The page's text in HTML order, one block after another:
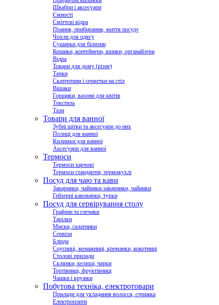
Швабри і аксесуари
Ємності
Сміттєві відра
Прання, прибирання, миття посуду
Чохли для одягу
Сушарки для білизни
Кошики, контейнери, ящики, органайзери
Відра
Товари для дому (різне)
Тачки
Скатертини і серветки на стіл
Вішаки
Горщики, вазони для квітів
Текстиль
Тази
Товари для ванної
Зубні щітки та аксесуари до них
Полиці для ванної
Килимки для ванної
Аксесуари для ванної
Термоси
Термоси харчові
Термоси стандартні, термокухлі
Посуд для чаю та кави
Заварники, чайники-заварники, чайники
Гейзерні кавоварки, турки
Посуд для сервірування столу
Графіни та глечики
Тарілки
Миски, салатники
Сервізи
Блюда
Соусниці, менажниці, креманки, кокотниці
Столові прилади
Склянки, келихи, чарки
Тортівниці, фруктівниці
Чашки і кружки
Побутова техніка, електротовари
Прилади для укладання волосся, стрижка
Електроплити